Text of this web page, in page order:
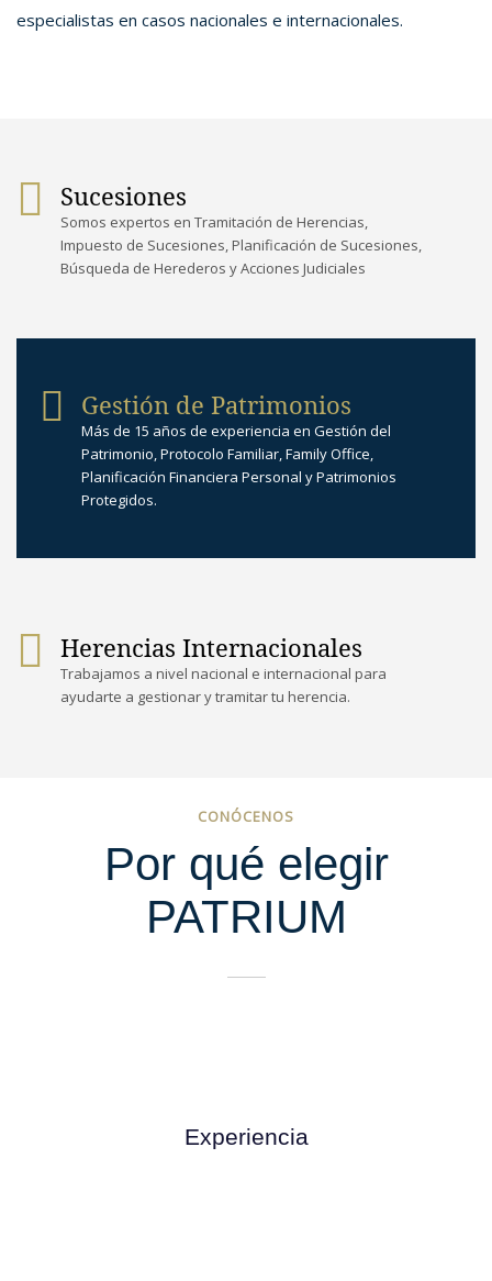
especialistas en casos nacionales e internacionales.
Sucesiones
Somos expertos en Tramitación de Herencias,
Impuesto de Sucesiones, Planificación de Sucesiones,
Búsqueda de Herederos y Acciones Judiciales
Gestión de Patrimonios
Más de 15 años de experiencia en Gestión del
Patrimonio, Protocolo Familiar, Family Office,
Planificación Financiera Personal y Patrimonios
Protegidos.
Herencias Internacionales
Trabajamos a nivel nacional e internacional para
ayudarte a gestionar y tramitar tu herencia.
CONÓCENOS
Por qué elegir
PATRIUM
Experiencia